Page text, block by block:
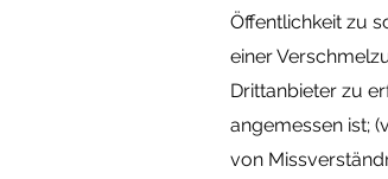
Öffentlichkeit zu
einer
Drittanbieter zu
angemessen ist;
von